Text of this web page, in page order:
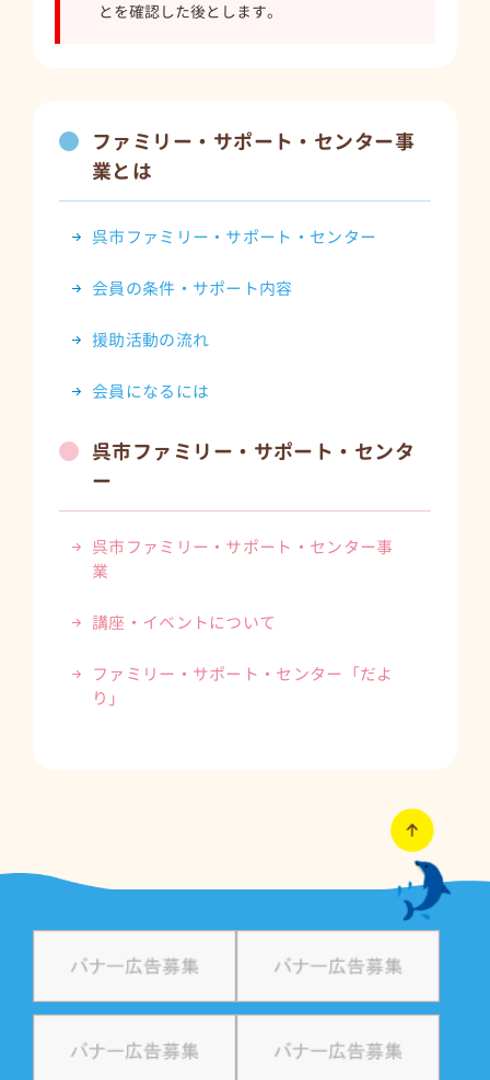
とを確認した後とします。
ファミリー・サポート・センター事
業とは
呉市ファミリー・サポート・センター
会員の条件・サポート内容
援助活動の流れ
会員になるには
呉市ファミリー・サポート・センタ
ー
呉市ファミリー・サポート・センター事
業
講座・イベントについて
ファミリー・サポート・センター「だよ
り」